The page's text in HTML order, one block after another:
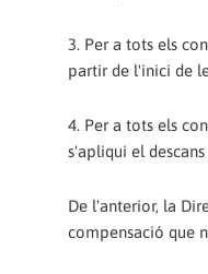
3. Per a tots els
partir de l'inici de
4. Per a tots els
s'apliqui el
De l'anterior, la
compensació que